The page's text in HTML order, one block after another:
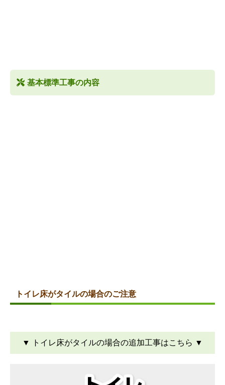
基本標準工事の内容
トイレ床がタイルの場合のご注意
▼ トイレ床がタイルの場合の追加工事はこちら ▼